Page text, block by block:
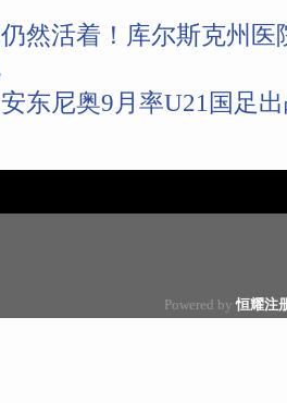
然活着！库尔斯克州医
东尼奥9月率U21国足
Powered by恒耀注